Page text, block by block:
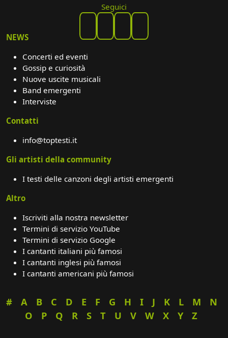
Seguici
NEWS
Concerti ed eventi
Gossip e curiosità
Nuove uscite musicali
Band emergenti
Interviste
Contatti
info@toptesti.it
Gli artisti della community
I testi delle canzoni degli artisti emergenti
Altro
Iscriviti alla nostra newsletter
Termini di servizio YouTube
Termini di servizio Google
I cantanti italiani più famosi
I cantanti inglesi più famosi
I cantanti americani più famosi
# A B C D E F G H I J K L M
N
O
P Q R S T U V W X Y Z